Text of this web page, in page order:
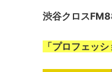
渋谷クロス
「プロフェッ